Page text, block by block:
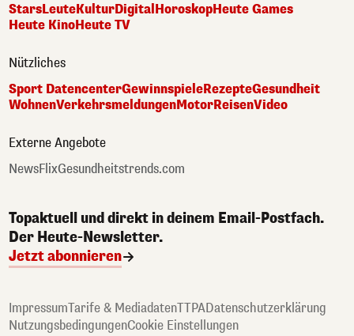
StarsLeuteKulturDigital HoroskopHeute Games
Heute KinoHeute TV
Nützliches
Sport DatencenterGewinnspieleRezepteGesundheit
WohnenVerkehrsmeldungenMotorReisenVideo
Externe Angebote
NewsFlixGesundheitstrends.com
Topaktuell und direkt in deinem Email-Postfach.
Der Heute-Newsletter.
Jetzt abonnieren
ImpressumTarife & MediadatenTTPADatenschutzerklärung
NutzungsbedingungenCookie Einstellungen